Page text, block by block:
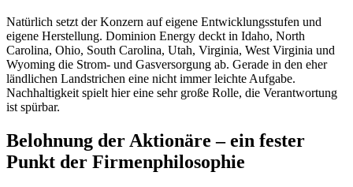
Natürlich setzt der Konzern auf eigene Entwicklungsstufen und
eigene Herstellung. Dominion Energy deckt in Idaho, North
Carolina, Ohio, South Carolina, Utah, Virginia, West Virginia und
Wyoming die Strom- und Gasversorgung ab. Gerade in den eher
ländlichen Landstrichen eine nicht immer leichte Aufgabe.
Nachhaltigkeit spielt hier eine sehr große Rolle, die Verantwortung
ist spürbar.
Belohnung der Aktionäre – ein fester
Punkt der Firmenphilosophie